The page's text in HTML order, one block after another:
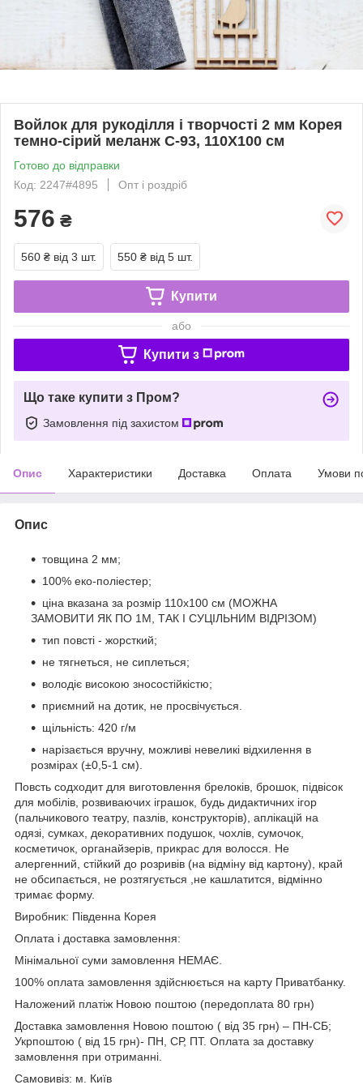
Войлок для рукоділля і творчості 2 мм Корея
темно-сірий меланж C-93, 110Х100 см
Готово до відправки
Код: 2247#4895
Опт і роздріб
576 ₴
560 ₴ від 3 шт. 550 ₴ від 5 шт.
Купити
або
Купити з
Що таке купити з Пром?
Замовлення під захистом
Опис Характеристики Доставка Оплата Умови
Опис
товщина 2 мм;
100% еко-поліестер;
ціна вказана за розмір 110х100 см (МОЖНА
ЗАМОВИТИ ЯК ПО 1М, ТАК І СУЦІЛЬНИМ ВІДРІЗОМ)
тип повсті - жорсткий;
не тягнеться, не сиплеться;
володіє високою зносостійкістю;
приємний на дотик, не просвічується.
щільність: 420 г/м
нарізається вручну, можливі невеликі відхилення в
розмірах (±0,5-1 см).
Повсть содходит для виготовлення брелоків, брошок, підвісок
для мобілів, розвиваючих іграшок, будь дидактичних ігор
(пальчикового театру, пазлів, конструкторів), аплікацій на
одязі, сумках, декоративних подушок, чохлів, сумочок,
косметичок, органайзерів, прикрас для волосся. Не
алергенний, стійкий до розривів (на відміну від картону), край
не обсипається, не розтягується ,не кашлатится, відмінно
тримає форму.
Виробник: Південна Корея
Оплата і доставка замовлення:
Мінімальної суми замовлення НЕМАЄ.
100% оплата замовлення здійснюється на карту Приватбанку.
Наложений платіж Новою поштою (передоплата 80 грн)
Доставка замовлення Новою поштою ( від 35 грн) – ПН-СБ;
Укрпоштою ( від 15 грн)- ПН, СР, ПТ. Оплата за доставку
замовлення при отриманні.
Самовивіз: м. Київ